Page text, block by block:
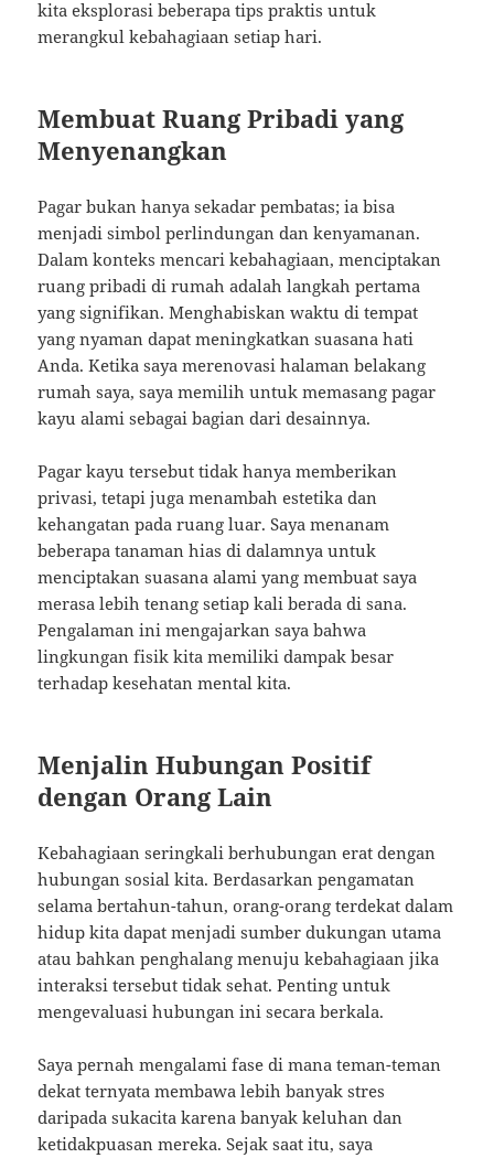
kita eksplorasi beberapa tips praktis untuk
merangkul kebahagiaan setiap hari.
Membuat Ruang Pribadi yang
Menyenangkan
Pagar bukan hanya sekadar pembatas; ia bisa
menjadi simbol perlindungan dan kenyamanan.
Dalam konteks mencari kebahagiaan, menciptakan
ruang pribadi di rumah adalah langkah pertama
yang signifikan. Menghabiskan waktu di tempat
yang nyaman dapat meningkatkan suasana hati
Anda. Ketika saya merenovasi halaman belakang
rumah saya, saya memilih untuk memasang pagar
kayu alami sebagai bagian dari desainnya.
Pagar kayu tersebut tidak hanya memberikan
privasi, tetapi juga menambah estetika dan
kehangatan pada ruang luar. Saya menanam
beberapa tanaman hias di dalamnya untuk
menciptakan suasana alami yang membuat saya
merasa lebih tenang setiap kali berada di sana.
Pengalaman ini mengajarkan saya bahwa
lingkungan fisik kita memiliki dampak besar
terhadap kesehatan mental kita.
Menjalin Hubungan Positif
dengan Orang Lain
Kebahagiaan seringkali berhubungan erat dengan
hubungan sosial kita. Berdasarkan pengamatan
selama bertahun-tahun, orang-orang terdekat dalam
hidup kita dapat menjadi sumber dukungan utama
atau bahkan penghalang menuju kebahagiaan jika
interaksi tersebut tidak sehat. Penting untuk
mengevaluasi hubungan ini secara berkala.
Saya pernah mengalami fase di mana teman-teman
dekat ternyata membawa lebih banyak stres
daripada sukacita karena banyak keluhan dan
ketidakpuasan mereka. Sejak saat itu, saya